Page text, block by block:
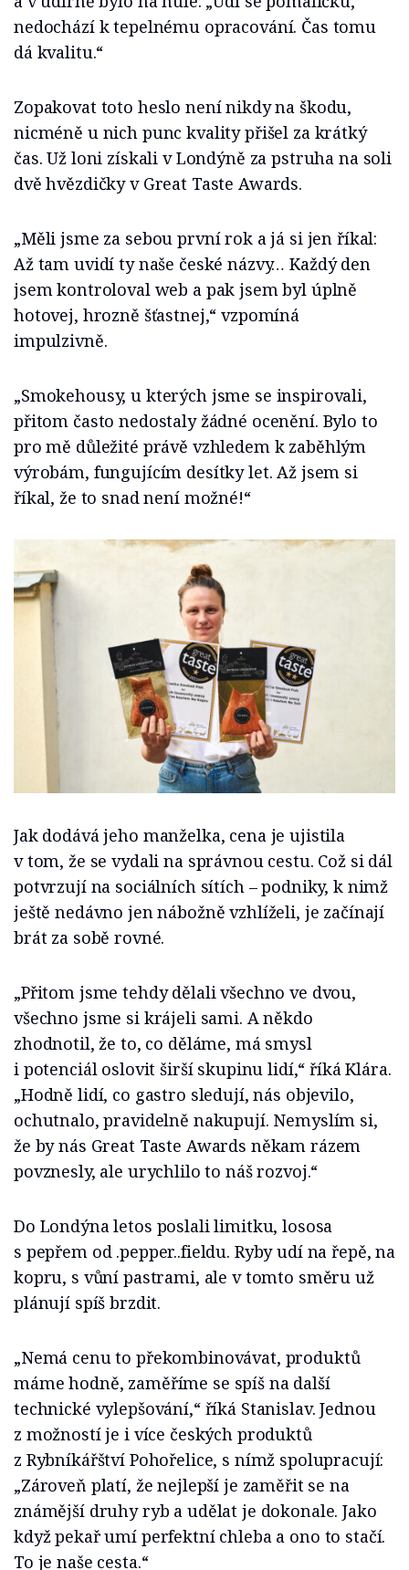
nedochází k tepelnému opracování. Čas tomu
dá kvalitu.“
Zopakovat toto heslo není nikdy na škodu,
nicméně u nich punc kvality přišel za krátký
čas. Už loni získali v Londýně za pstruha na soli
dvě hvězdičky v Great Taste Awards.
„Měli jsme za sebou první rok a já si jen říkal:
Až tam uvidí ty naše české názvy… Každý den
jsem kontroloval web a pak jsem byl úplně
hotovej, hrozně šťastnej,“ vzpomíná
impulzivně.
„Smokehousy, u kterých jsme se inspirovali,
přitom často nedostaly žádné ocenění. Bylo to
pro mě důležité právě vzhledem k zaběhlým
výrobám, fungujícím desítky let. Až jsem si
říkal, že to snad není možné!“
Jak dodává jeho manželka, cena je ujistila
v tom, že se vydali na správnou cestu. Což si dál
potvrzují na sociálních sítích – podniky, k nimž
ještě nedávno jen nábožně vzhlíželi, je začínají
brát za sobě rovné.
„Přitom jsme tehdy dělali všechno ve dvou,
všechno jsme si krájeli sami. A někdo
zhodnotil, že to, co děláme, má smysl
i potenciál oslovit širší skupinu lidí,“ říká Klára.
„Hodně lidí, co gastro sledují, nás objevilo,
ochutnalo, pravidelně nakupují. Nemyslím si,
že by nás Great Taste Awards někam rázem
povznesly, ale urychlilo to náš rozvoj.“
Do Londýna letos poslali limitku, lososa
s pepřem od .pepper..fieldu. Ryby udí na řepě, na
kopru, s vůní pastrami, ale v tomto směru už
plánují spíš brzdit.
„Nemá cenu to překombinovávat, produktů
máme hodně, zaměříme se spíš na další
technické vylepšování,“ říká Stanislav. Jednou
z možností je i více českých produktů
z Rybníkářštví Pohořelice, s nímž spolupracují:
„Zároveň platí, že nejlepší je zaměřit se na
známější druhy ryb a udělat je dokonale. Jako
když pekař umí perfektní chleba a ono to stačí.
To je naše cesta.“